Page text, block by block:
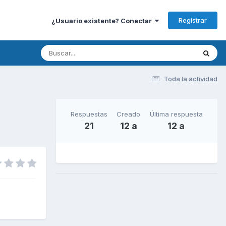
¿Usuario existente? Conectar Registrar
Toda la actividad
Respuestas
21
Creado
12 a
Última respuesta
12 a